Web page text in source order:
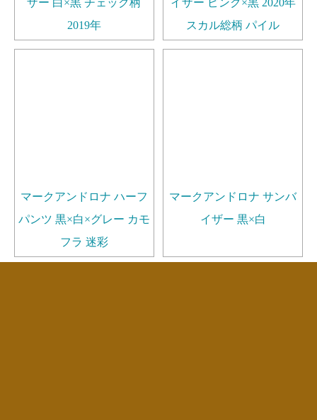
2019年
スカル総柄 パイル
マークアンドロナ ハーフ
パンツ 黒×白×グレー カモ
フラ 迷彩
マークアンドロナ サンバ
イザー 黒×白